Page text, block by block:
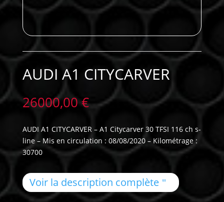
AUDI A1 CITYCARVER
26000,00€
AUDI A1 CITYCARVER – A1 Citycarver 30 TFSI 116 ch s-
line – Mis en circulation : 08/08/2020 – Kilométrage :
30700
Voir la description complète